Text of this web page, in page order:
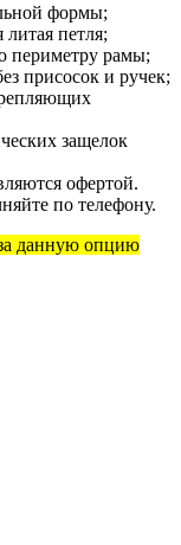
формы;
литая петля;
периметру рамы;
присосок и ручек;
защелок
офертой.
по телефону.
данную опцию